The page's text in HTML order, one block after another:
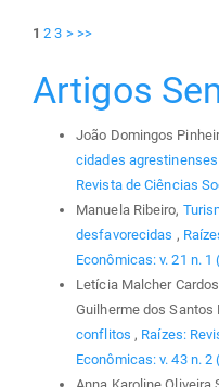
1 2 3 > >>
Artigos
João Domingos
cidades
Revista de Ciências
Manuela Ribeiro,
desfavorecidas ,
Econômicas: v. 21 n. 1
Letícia Malcher
Guilherme dos Santos
conflitos , Raízes:
Econômicas: v. 43 n. 2